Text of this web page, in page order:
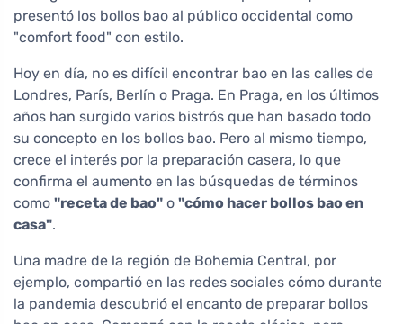
presentó los bollos bao al público occidental como
"comfort food" con estilo.
Hoy en día, no es difícil encontrar bao en las calles de
Londres, París, Berlín o Praga. En Praga, en los últimos
años han surgido varios bistrós que han basado todo
su concepto en los bollos bao. Pero al mismo tiempo,
crece el interés por la preparación casera, lo que
confirma el aumento en las búsquedas de términos
como "receta de bao" o "cómo hacer bollos bao en
casa".
Una madre de la región de Bohemia Central, por
ejemplo, compartió en las redes sociales cómo durante
la pandemia descubrió el encanto de preparar bollos